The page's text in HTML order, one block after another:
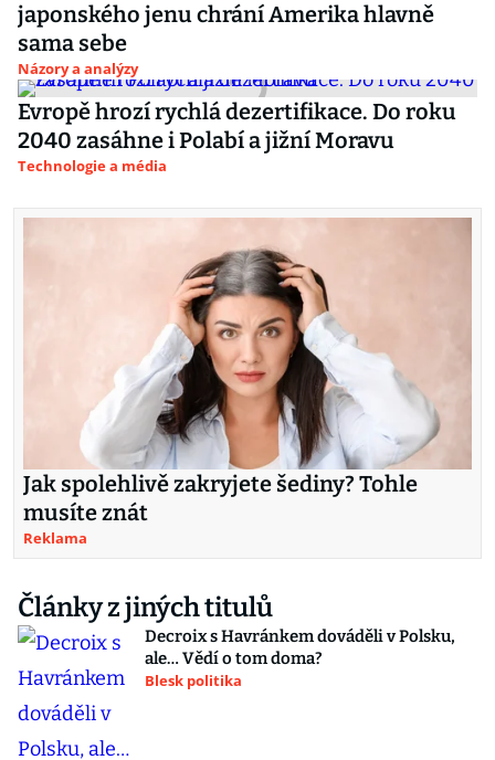
japonského jenu chrání Amerika hlavně
sama sebe
Názory a analýzy
Evropě hrozí rychlá dezertifikace. Do roku
2040 zasáhne i Polabí a jižní Moravu
Technologie a média
Jak spolehlivě zakryjete šediny? Tohle
musíte znát
Reklama
Články z jiných titulů
Decroix s Havránkem dováděli v Polsku,
ale… Vědí o tom doma?
Blesk politika